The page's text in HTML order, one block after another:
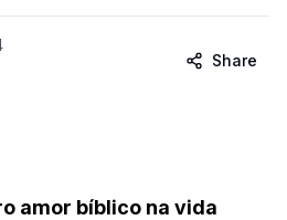
Share
amor bíblico na vida